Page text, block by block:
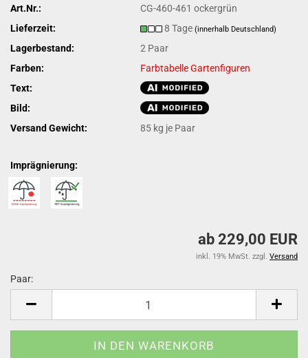
Art.Nr.:
CG-460-461 ockergrün
Lieferzeit:
8 Tage(innerhalb Deutschland)
Lagerbestand: 2 Paar
Farben:
Farbtabelle Gartenfiguren
Text:
Bild:
Versand Gewicht:
85 kg je Paar
Imprägnierung:
ab 229,00 EUR
inkl. 19% MwSt. zzgl. Versand
Paar: